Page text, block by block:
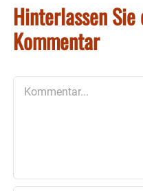
Hinterlassen Sie
Kommentar